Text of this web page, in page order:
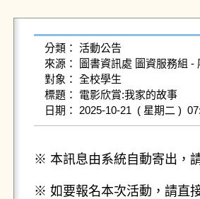
分類： 活動公告
來源： 圖書資訊處 圖資服務組 -
對象： 全校學生
標題： 電影欣賞:我家的故事
※ 本訊息由系統自動寄出，
※ 如要報名本次活動，請直